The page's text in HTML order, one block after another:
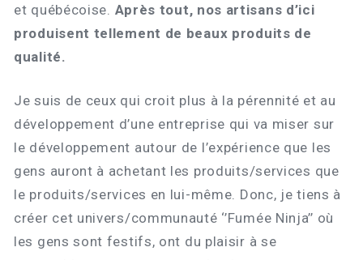
et québécoise. Après tout, nos artisans d’ici
produisent tellement de beaux produits de
qualité.
Je suis de ceux qui croit plus à la pérennité et au
développement d’une entreprise qui va miser sur
le développement autour de l’expérience que les
gens auront à achetant les produits/services que
le produits/services en lui-même. Donc, je tiens à
créer cet univers/communauté ‘’Fumée Ninja’’ où
les gens sont festifs, ont du plaisir à se